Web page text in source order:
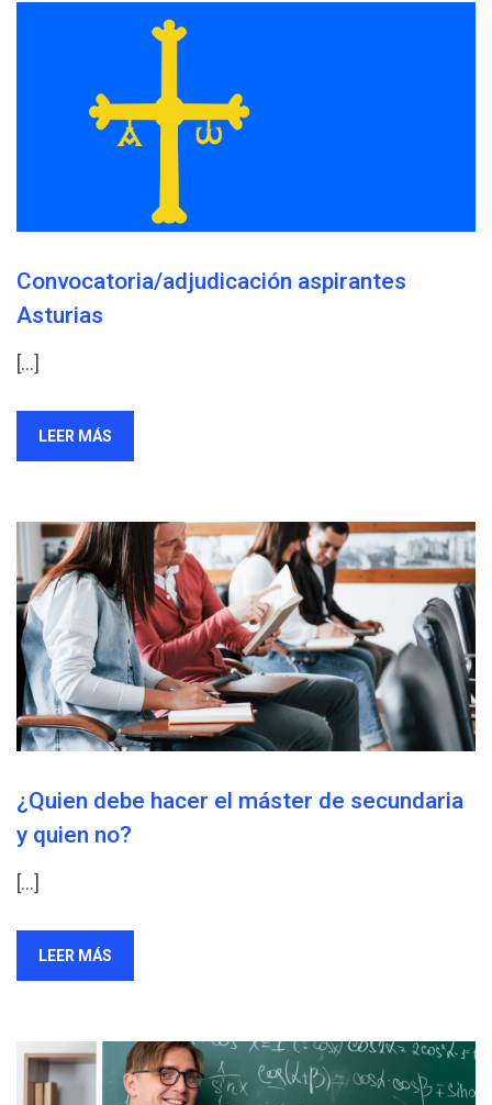
Convocatoria/adjudicación aspirantes
Asturias
[…]
LEER MÁS
¿Quien debe hacer el máster de secundaria
y quien no?
[…]
LEER MÁS